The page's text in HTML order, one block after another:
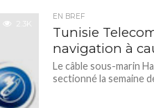
2.3K
EN BREF
Tunisie
navigation à
Le câble sous-marin
sectionné la semaine